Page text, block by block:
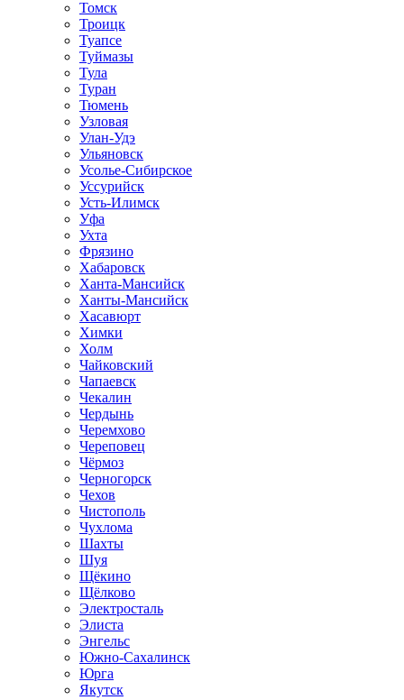
Томск
Троицк
Туапсе
Туймазы
Тула
Туран
Тюмень
Узловая
Улан-Удэ
Ульяновск
Усолье-Сибирское
Уссурийск
Усть-Илимск
Уфа
Ухта
Фрязино
Хабаровск
Ханта-Мансийск
Ханты-Мансийск
Хасавюрт
Химки
Холм
Чайковский
Чапаевск
Чекалин
Чердынь
Черемхово
Череповец
Чёрмоз
Черногорск
Чехов
Чистополь
Чухлома
Шахты
Шуя
Щёкино
Щёлково
Электросталь
Элиста
Энгельс
Южно-Сахалинск
Юрга
Якутск